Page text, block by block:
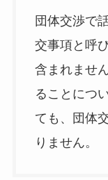
団体交渉で
交事項と呼
含まれませ
ることにつ
ても、団体
りません。